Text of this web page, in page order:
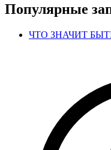
Популярные
ЧТО ЗНАЧИТ